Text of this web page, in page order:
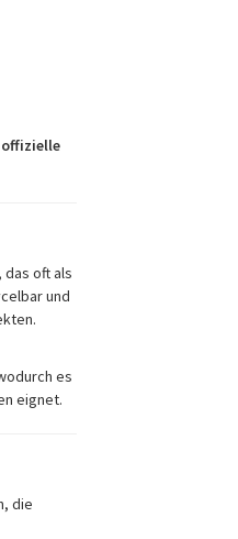
oft als
und
es
eignet.
die